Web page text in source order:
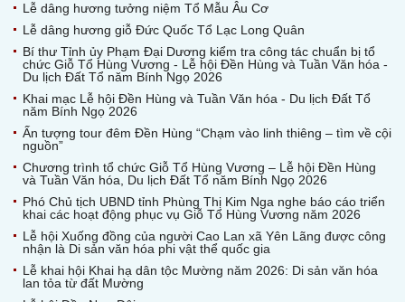
Lễ dâng hương tưởng niệm Tổ Mẫu Âu Cơ
Lễ dâng hương giỗ Đức Quốc Tổ Lạc Long Quân
Bí thư Tỉnh ủy Phạm Đại Dương kiểm tra công tác chuẩn bị tổ
chức Giỗ Tổ Hùng Vương - Lễ hội Đền Hùng và Tuần Văn hóa -
Du lịch Đất Tổ năm Bính Ngọ 2026
Khai mạc Lễ hội Đền Hùng và Tuần Văn hóa - Du lịch Đất Tổ
năm Bính Ngọ 2026
Ấn tượng tour đêm Đền Hùng “Chạm vào linh thiêng – tìm về cội
nguồn”
Chương trình tổ chức Giỗ Tổ Hùng Vương – Lễ hội Đền Hùng
và Tuần Văn hóa, Du lịch Đất Tổ năm Bính Ngọ 2026
Phó Chủ tịch UBND tỉnh Phùng Thị Kim Nga nghe báo cáo triển
khai các hoạt động phục vụ Giỗ Tổ Hùng Vương năm 2026
Lễ hội Xuống đồng của người Cao Lan xã Yên Lãng được công
nhận là Di sản văn hóa phi vật thể quốc gia
Lễ khai hội Khai hạ dân tộc Mường năm 2026: Di sản văn hóa
lan tỏa từ đất Mường